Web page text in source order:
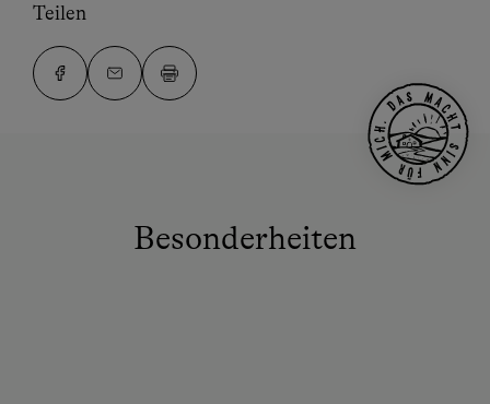
Teilen
Besonderheiten